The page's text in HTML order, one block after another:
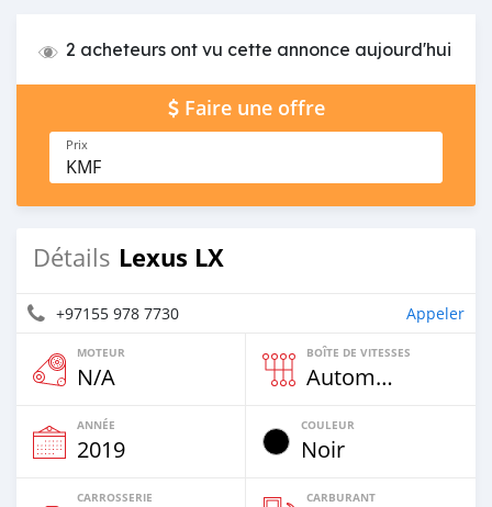
2 acheteurs ont vu cette annonce aujourd'hui
Faire une offre
Prix
KMF
Détails Lexus LX
+97155 978 7730 Appeler
MOTEUR
N/A
BOÎTE DE VITESSES
Automatique
ANNÉE
2019
COULEUR
Noir
CARROSSERIE CARBURANT